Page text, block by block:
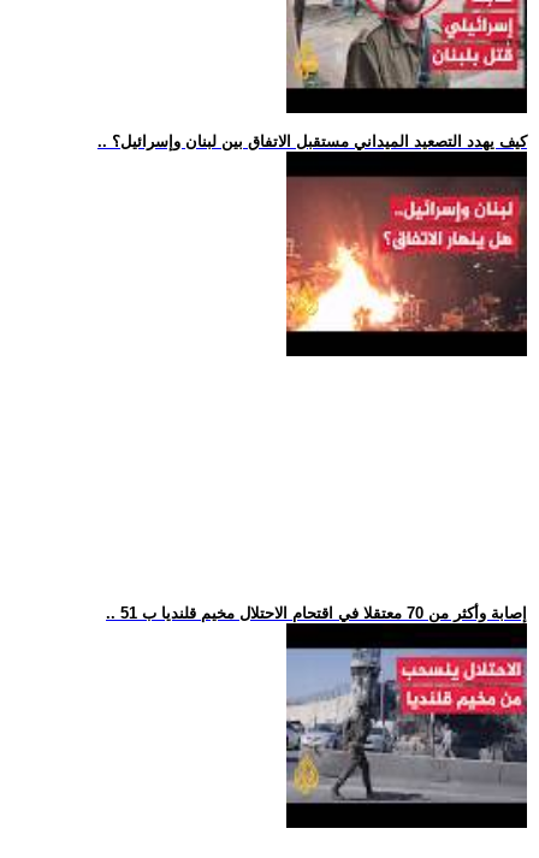
.. كيف يهدد التصعيد الميداني مستقبل الاتفاق بين لبنان وإسرائيل؟
.. 51 إصابة وأكثر من 70 معتقلا في اقتحام الاحتلال مخيم قلنديا ب